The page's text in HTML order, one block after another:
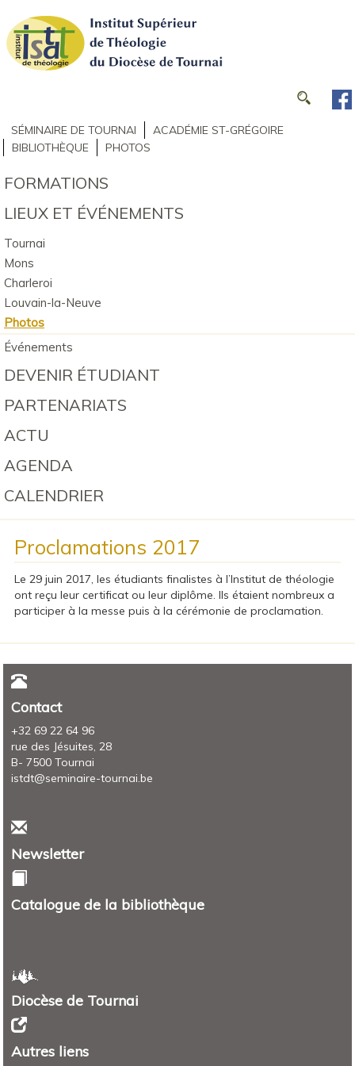
SÉMINAIRE DE TOURNAI
ACADÉMIE ST-GRÉGOIRE
BIBLIOTHÈQUE
PHOTOS
FORMATIONS
LIEUX ET ÉVÉNEMENTS
Tournai
Mons
Charleroi
Louvain-la-Neuve
Photos
Événements
DEVENIR ÉTUDIANT
PARTENARIATS
ACTU
AGENDA
CALENDRIER
Proclamations 2017
Le 29 juin 2017, les étudiants finalistes à l’Institut de théologie
ont reçu leur certificat ou leur diplôme. Ils étaient nombreux a
participer à la messe puis à la cérémonie de proclamation.
Contact
+32 69 22 64 96
rue des Jésuites, 28
B- 7500 Tournai
istdt@seminaire-tournai.be
Newsletter
Catalogue de la bibliothèque
Diocèse de Tournai
Autres liens